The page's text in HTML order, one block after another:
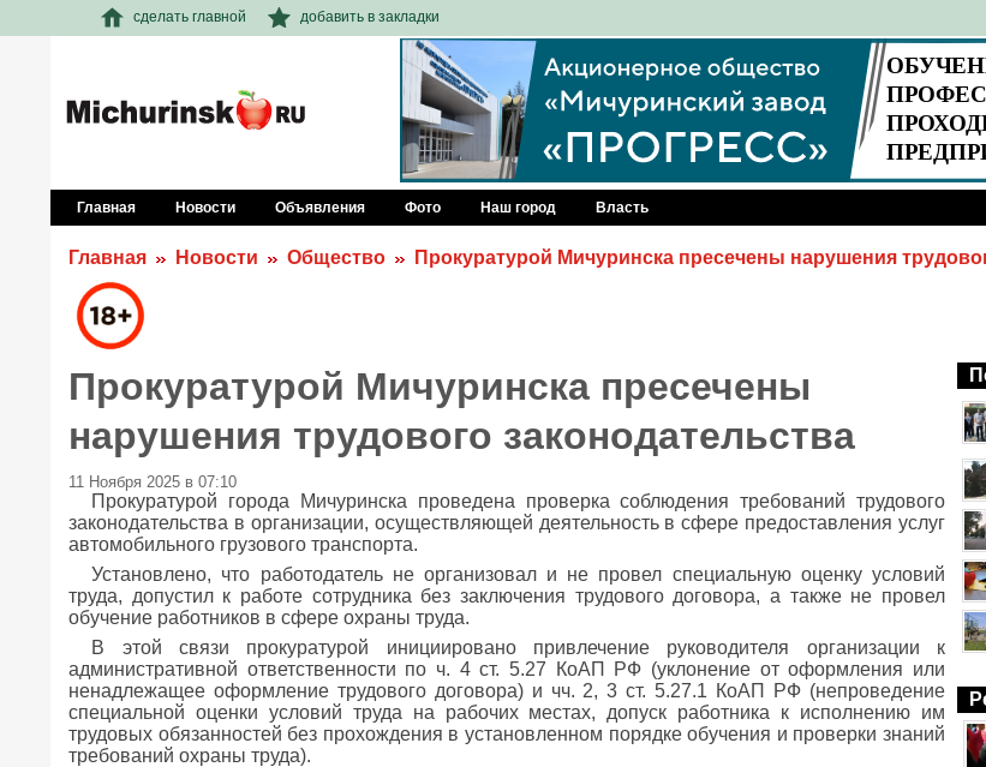
сделать главной добавить в закладки
Главная Новости Объявления Фото Наш город Власть
Главная Новости Общество Прокуратурой Мичуринска пресечены нарушения
Прокуратурой Мичуринска пресечены
нарушения трудового законодательства
11 Ноября 2025 в 07:10
Прокуратурой города Мичуринска проведена проверка соблюдения требований трудового
законодательства в организации, осуществляющей деятельность в сфере предоставления услуг
автомобильного грузового транспорта.
Установлено, что работодатель не организовал и не провел специальную оценку условий
труда, допустил к работе сотрудника без заключения трудового договора, а также не провел
обучение работников в сфере охраны труда.
В этой связи прокуратурой инициировано привлечение руководителя организации к
административной ответственности по ч. 4 ст. 5.27 КоАП РФ (уклонение от оформления или
ненадлежащее оформление трудового договора) и чч. 2, 3 ст. 5.27.1 КоАП РФ (непроведение
специальной оценки условий труда на рабочих местах, допуск работника к исполнению им
трудовых обязанностей без прохождения в установленном порядке обучения и проверки знаний
требований охраны труда).